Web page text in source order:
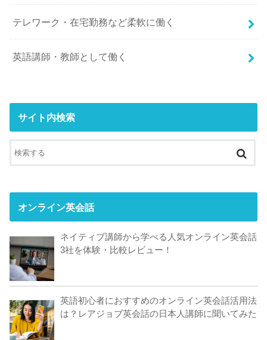
テレワーク・在宅勤務など柔軟に働く
英語講師・教師として働く
サイト内検索
オンライン英会話
ネイティブ講師から学べる人気オンライン英会話
3社を体験・比較レビュー！
英語初心者におすすめのオンライン英会話活用法
は？レアジョブ英会話の日本人講師に聞いてみた